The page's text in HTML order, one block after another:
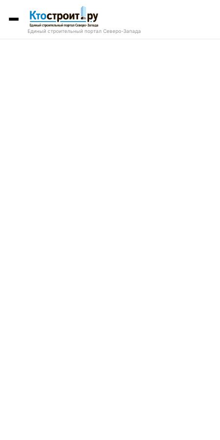
Единый строительный портал Северо-Запада